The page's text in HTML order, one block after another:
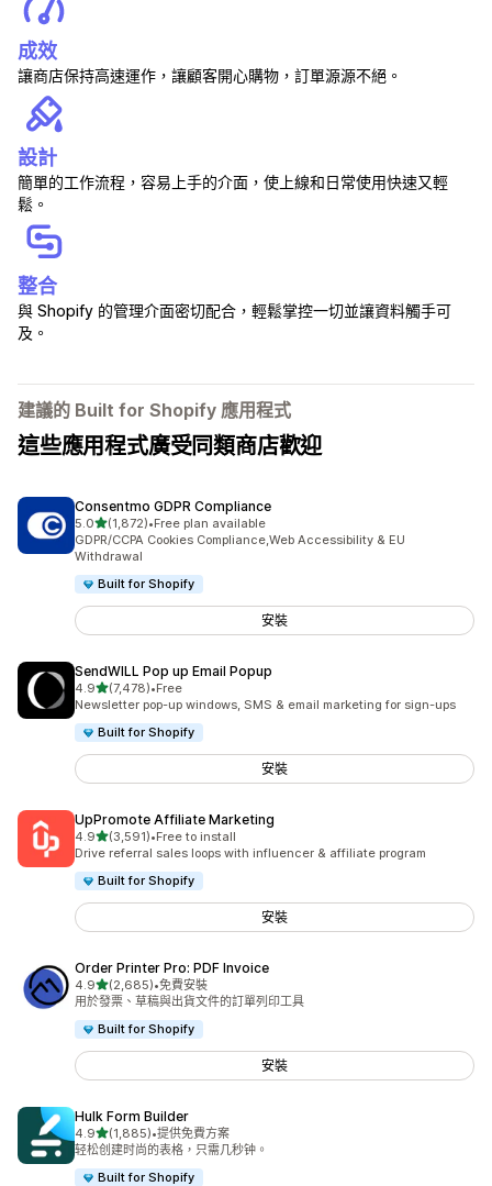
成效
讓商店保持高速運作，讓顧客開心購物，訂單源源不絕。
設計
簡單的工作流程，容易上手的介面，使上線和日常使用快速又輕
鬆。
整合
與 Shopify 的管理介面密切配合，輕鬆掌控一切並讓資料觸手可
及。
建議的 Built for Shopify 應用程式
這些應用程式廣受同類商店歡迎
Consentmo GDPR Compliance
5.0滿分 5 顆星
(1,872)
共有 1872 則評價
•Free plan available
GDPR/CCPA Cookies Compliance,Web Accessibility & EU
Withdrawal
Built for Shopify
安裝
SendWILL Pop up Email Popup
4.9滿分 5 顆星
(7,478)
共有 7478 則評價
•Free
Newsletter pop-up windows, SMS & email marketing for sign-ups
Built for Shopify
安裝
UpPromote Affiliate Marketing
4.9滿分 5 顆星
(3,591)
共有 3591 則評價
•Free to install
Drive referral sales loops with influencer & affiliate program
Built for Shopify
安裝
Order Printer Pro: PDF Invoice
4.9滿分 5 顆星
(2,685)
共有 2685 則評價
•免費安裝
用於發票、草稿與出貨文件的訂單列印工具
Built for Shopify
安裝
Hulk Form Builder
4.9滿分 5 顆星
(1,885)
共有 1885 則評價
•提供免費方案
轻松创建时尚的表格，只需几秒钟。
Built for Shopify